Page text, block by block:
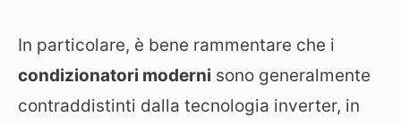
In particolare, è bene rammentare che i
condizionatori moderni sono generalmente
contraddistinti dalla tecnologia inverter, in